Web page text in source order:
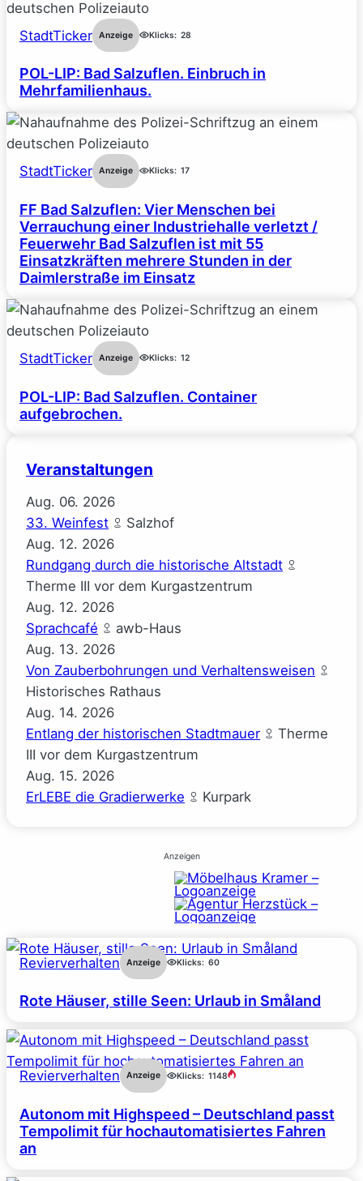
StadtTicker Anzeige Klicks: 28
POL-LIP: Bad Salzuflen. Einbruch in
Mehrfamilienhaus.
StadtTicker Anzeige Klicks: 17
FF Bad Salzuflen: Vier Menschen bei
Verrauchung einer Industriehalle verletzt /
Feuerwehr Bad Salzuflen ist mit 55
Einsatzkräften mehrere Stunden in der
Daimlerstraße im Einsatz
StadtTicker Anzeige Klicks: 12
POL-LIP: Bad Salzuflen. Container
aufgebrochen.
Veranstaltungen
Aug. 06. 2026
33. Weinfest
Salzhof
Aug. 12. 2026
Rundgang durch die historische Altstadt
Therme III vor dem Kurgastzentrum
Aug. 12. 2026
Sprachcafé
awb-Haus
Aug. 13. 2026
Von Zauberbohrungen und Verhaltensweisen
Historisches Rathaus
Aug. 14. 2026
Entlang der historischen Stadtmauer
Therme
III vor dem Kurgastzentrum
Aug. 15. 2026
ErLEBE die Gradierwerke
Kurpark
Anzeigen
Revierverhalten Anzeige Klicks: 60
Rote Häuser, stille Seen: Urlaub in Småland
Revierverhalten Anzeige Klicks: 1148
Autonom mit Highspeed – Deutschland passt
Tempolimit für hochautomatisiertes Fahren
an